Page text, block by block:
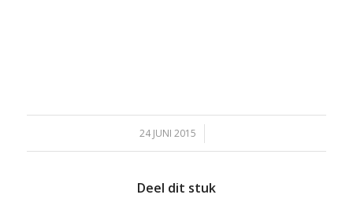
24 JUNI 2015
/
Deel dit stuk